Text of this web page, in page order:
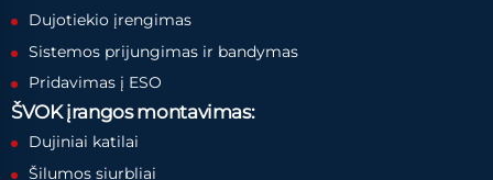
Dujotiekio įrengimas
Sistemos prijungimas ir bandymas
Pridavimas į ESO
ŠVOK įrangos montavimas:
Dujiniai katilai
Šilumos siurbliai